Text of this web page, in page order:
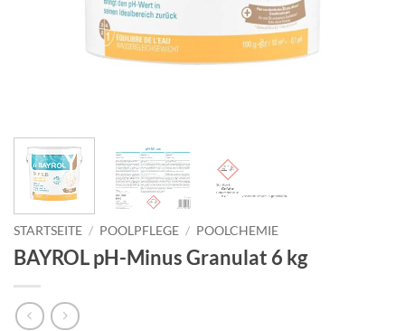
STARTSEITE / POOLPFLEGE / POOLCHEMIE
BAYROL pH-Minus Granulat 6 kg